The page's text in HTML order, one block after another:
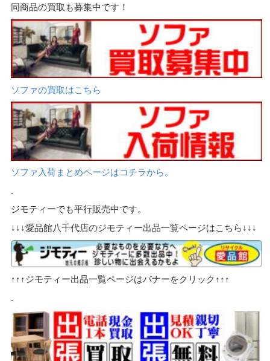
同商品の買取も募集中です！
ソファの買取はこちら
ソファ入荷まとめページはコチラから。
.
ジモティーでも平行販売中です。
↓↓↓愛品館八千代店のジモティー出品一覧ページはこちら↓↓↓
↑↑↑ジモティー出品一覧ページはバナーをクリック↑↑↑
.